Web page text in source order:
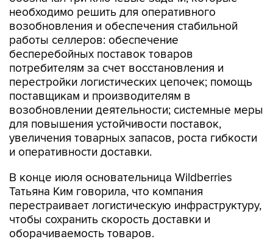
необходимо решить для оперативного
возобновления и обеспечения стабильной
работы селлеров: обеспечение
бесперебойных поставок товаров
потребителям за счет восстановления и
перестройки логистических цепочек; помощь
поставщикам и производителям в
возобновлении деятельности; системные меры
для повышения устойчивости поставок,
увеличения товарных запасов, роста гибкости
и оперативности доставки.
В конце июля основательница Wildberries
Татьяна Ким говорила, что компания
перестраивает логистическую инфраструктуру,
чтобы сохранить скорость доставки и
оборачиваемость товаров.